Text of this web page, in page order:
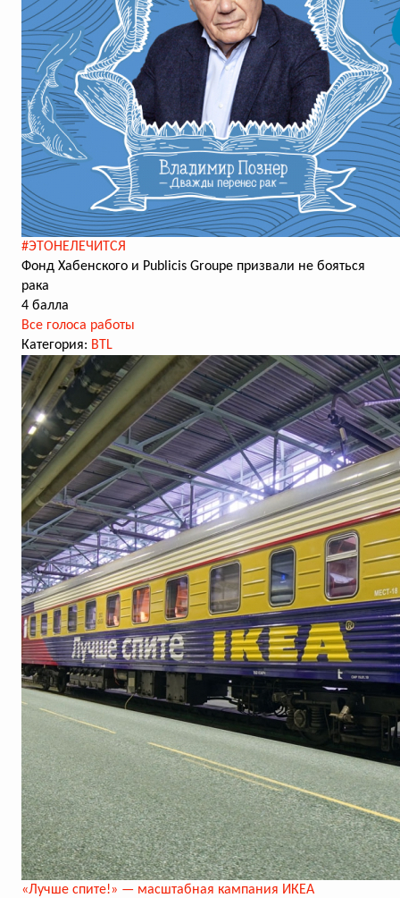
#ЭТОНЕЛЕЧИТСЯ
Фонд Хабенского и Publicis Groupe призвали не бояться
рака
4 балла
Все голоса работы
Категория: BTL
«Лучше спите!» — масштабная кампания ИКЕА